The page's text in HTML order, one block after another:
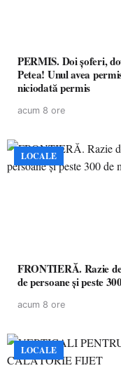
PERMIS. Doi șoferi,
Petea! Unul avea
niciodată permis
acum 8 ore
LOCALE
FRONTIERĂ. Razie
de persoane și peste
acum 8 ore
LOCALE